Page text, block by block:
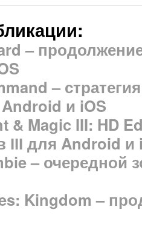
–
–
и iOS
& Magic III: HD
ІІІ для Android
– очередной
Kingdom –